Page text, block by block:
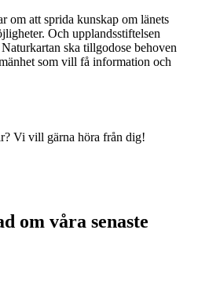
om att sprida kunskap om länets
Och upplandsstiftelsen
ska tillgodose behoven
som vill få information och
Vi vill gärna höra från dig!
om våra senaste